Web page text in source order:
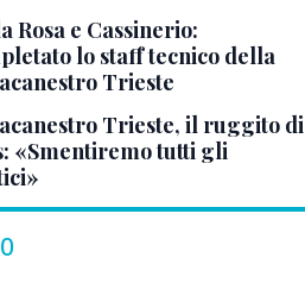
Rosa e Cassinerio:
lo staff tecnico della
Trieste
Trieste, il ruggito di
«Smentiremo tutti gli